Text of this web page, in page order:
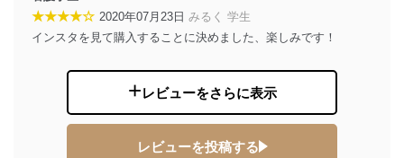
FAX：03-5459-7073
e-mail： cs@fujisan.co.jp
改訂：2025年2月20日
代表取締役会長 西野 伸一郎
個人情報の取扱いについて
★★★★☆ 2020年07月23日 みるく 学生
インスタを見て購入することに決めました、楽しみです！
レビューをさらに表示
レビューを投稿する